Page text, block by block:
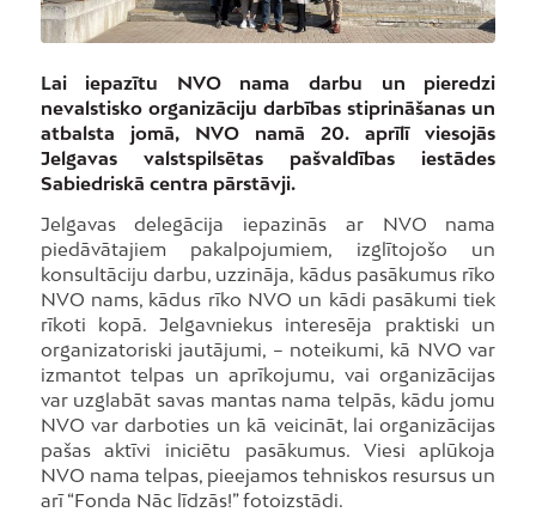
Lai iepazītu NVO nama darbu un pieredzi
nevalstisko organizāciju darbības stiprināšanas un
atbalsta jomā, NVO namā 20. aprīlī viesojās
Jelgavas valstspilsētas pašvaldības iestādes
Sabiedriskā centra pārstāvji.
Jelgavas delegācija iepazinās ar NVO nama
piedāvātajiem pakalpojumiem, izglītojošo un
konsultāciju darbu, uzzināja, kādus pasākumus rīko
NVO nams, kādus rīko NVO un kādi pasākumi tiek
rīkoti kopā. Jelgavniekus interesēja praktiski un
organizatoriski jautājumi, – noteikumi, kā NVO var
izmantot telpas un aprīkojumu, vai organizācijas
var uzglabāt savas mantas nama telpās, kādu jomu
NVO var darboties un kā veicināt, lai organizācijas
pašas aktīvi iniciētu pasākumus. Viesi aplūkoja
NVO nama telpas, pieejamos tehniskos resursus un
arī “Fonda Nāc līdzās!” fotoizstādi.